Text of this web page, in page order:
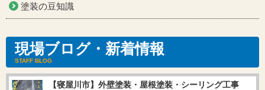
塗装の豆知識
現場ブログ・新着情報
STAFF BLOG
【寝屋川市】外壁塗装・屋根塗装・シーリング工事